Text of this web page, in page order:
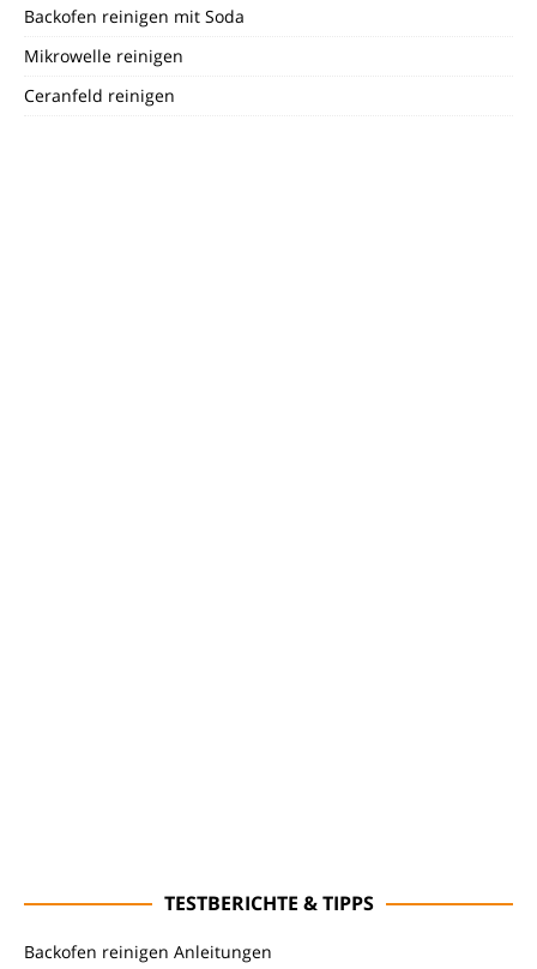
Backofen reinigen mit Soda
Mikrowelle reinigen
Ceranfeld reinigen
TESTBERICHTE & TIPPS
Backofen reinigen Anleitungen